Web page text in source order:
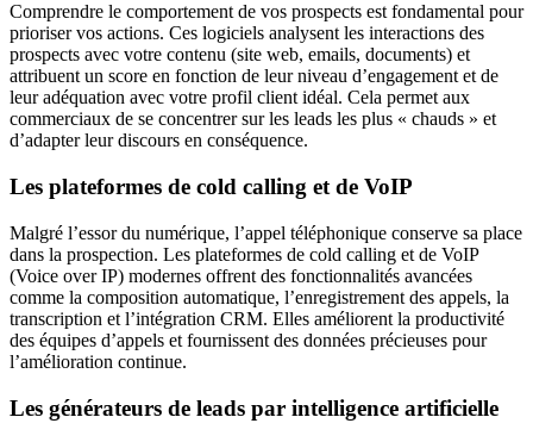
Comprendre le comportement de vos prospects est fondamental pour
prioriser vos actions. Ces logiciels analysent les interactions des
prospects avec votre contenu (site web, emails, documents) et
attribuent un score en fonction de leur niveau d’engagement et de
leur adéquation avec votre profil client idéal. Cela permet aux
commerciaux de se concentrer sur les leads les plus « chauds » et
d’adapter leur discours en conséquence.
Les plateformes de cold calling et de VoIP
Malgré l’essor du numérique, l’appel téléphonique conserve sa place
dans la prospection. Les plateformes de cold calling et de VoIP
(Voice over IP) modernes offrent des fonctionnalités avancées
comme la composition automatique, l’enregistrement des appels, la
transcription et l’intégration CRM. Elles améliorent la productivité
des équipes d’appels et fournissent des données précieuses pour
l’amélioration continue.
Les générateurs de leads par intelligence artificielle